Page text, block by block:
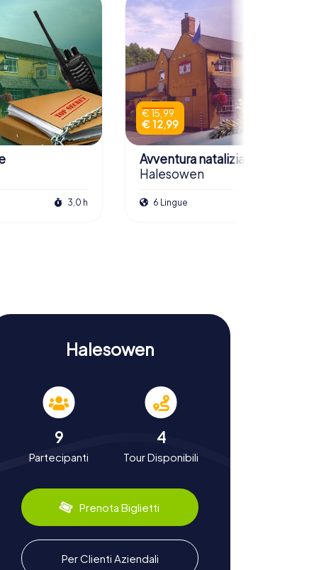
3,0 h
€ 15,99
€ 12,99
Avventura natalizia
Halesowen
6 Lingue
Halesowen
9
Partecipanti
4
Tour Disponibili
Prenota Biglietti
Per Clienti Aziendali